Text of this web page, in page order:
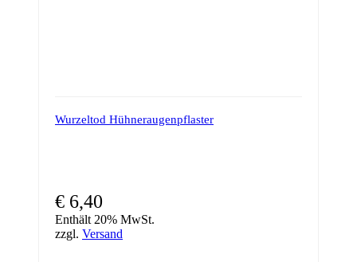
Wurzeltod Hühneraugenpflaster
€ 6,40
Enthält 20% MwSt.
zzgl. Versand